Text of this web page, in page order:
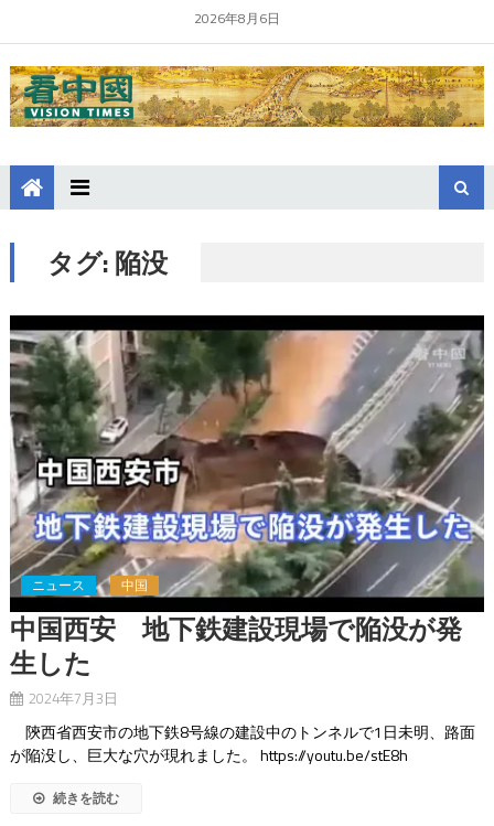
2026年8月6日
タグ:陥没
ニュース 中国
中国西安 地下鉄建設現場で陥没が発
生した
2024年7月3日
陝西省西安市の地下鉄8号線の建設中のトンネルで1日未明、路面
が陥没し、巨大な穴が現れました。 https://youtu.be/stE8h
続きを読む